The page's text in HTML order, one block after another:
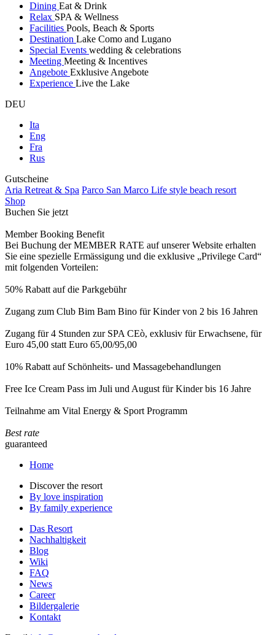
Dining Eat & Drink
Relax SPA & Wellness
Facilities Pools, Beach & Sports
Destination Lake Como and Lugano
Special Events wedding & celebrations
Meeting Meeting & Incentives
Angebote Exklusive Angebote
Experience Live the Lake
DEU
Ita
Eng
Fra
Rus
Gutscheine
Aria Retreat & Spa Parco San Marco Life style beach resort
Shop
Buchen Sie jetzt
Member Booking Benefit
Bei Buchung der MEMBER RATE auf unserer Website erhalten
Sie eine spezielle Ermässigung und die exklusive „Privilege Card“
mit folgenden Vorteilen:
50% Rabatt auf die Parkgebühr
Zugang zum Club Bim Bam Bino für Kinder von 2 bis 16 Jahren
Zugang für 4 Stunden zur SPA CEò, exklusiv für Erwachsene, für
Euro 45,00 statt Euro 65,00/95,00
10% Rabatt auf Schönheits- und Massagebehandlungen
Free Ice Cream Pass im Juli und August für Kinder bis 16 Jahre
Teilnahme am Vital Energy & Sport Programm
Best rate
guaranteed
Home
Discover the resort
By love inspiration
By family experience
Das Resort
Nachhaltigkeit
Blog
Wiki
FAQ
News
Career
Bildergalerie
Kontakt